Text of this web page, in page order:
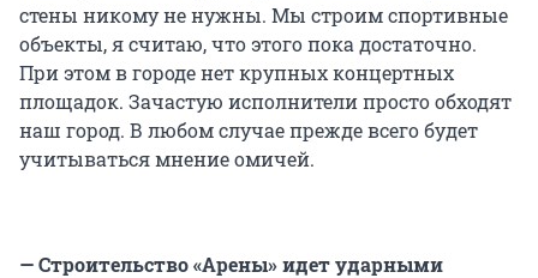
стены никому не нужны. Мы строим спортивные
объекты, я считаю, что этого пока достаточно.
При этом в городе нет крупных концертных
площадок. Зачастую исполнители просто обходят
наш город. В любом случае прежде всего будет
учитываться мнение омичей.
— Строительство «Арены» идет ударными